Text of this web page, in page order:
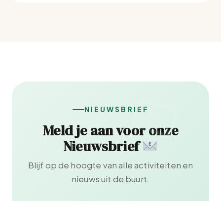
NIEUWSBRIEF
Meld je aan voor onze
Nieuwsbrief
Blijf op de hoogte van alle activiteiten en
nieuws uit de buurt.